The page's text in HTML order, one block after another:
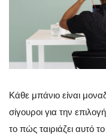
Κάθε μπάνιο είναι
σίγουροι για την
το πώς ταιριάζει αυτό